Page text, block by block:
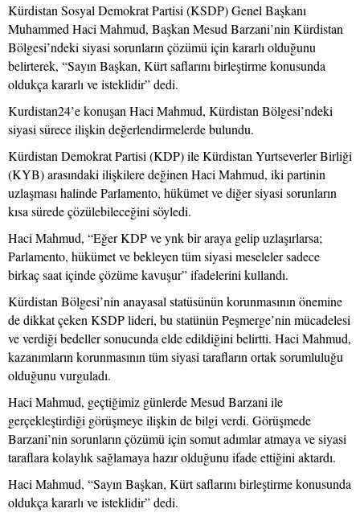
Kürdistan Sosyal Demokrat Partisi (KSDP) Genel Başkanı
Muhammed Haci Mahmud, Başkan Mesud Barzani’nin Kürdistan
Bölgesi’ndeki siyasi sorunların çözümü için kararlı olduğunu
belirterek, “Sayın Başkan, Kürt saflarını birleştirme konusunda
oldukça kararlı ve isteklidir” dedi.
Kurdistan24’e konuşan Haci Mahmud, Kürdistan Bölgesi’ndeki
siyasi sürece ilişkin değerlendirmelerde bulundu.
Kürdistan Demokrat Partisi (KDP) ile Kürdistan Yurtseverler Birliği
(KYB) arasındaki ilişkilere değinen Haci Mahmud, iki partinin
uzlaşması halinde Parlamento, hükümet ve diğer siyasi sorunların
kısa sürede çözülebileceğini söyledi.
Haci Mahmud, “Eğer KDP ve ynk bir araya gelip uzlaşırlarsa;
Parlamento, hükümet ve bekleyen tüm siyasi meseleler sadece
birkaç saat içinde çözüme kavuşur” ifadelerini kullandı.
Kürdistan Bölgesi’nin anayasal statüsünün korunmasının önemine
de dikkat çeken KSDP lideri, bu statünün Peşmerge’nin mücadelesi
ve verdiği bedeller sonucunda elde edildiğini belirtti. Haci Mahmud,
kazanımların korunmasının tüm siyasi tarafların ortak sorumluluğu
olduğunu vurguladı.
Haci Mahmud, geçtiğimiz günlerde Mesud Barzani ile
gerçekleştirdiği görüşmeye ilişkin de bilgi verdi. Görüşmede
Barzani’nin sorunların çözümü için somut adımlar atmaya ve siyasi
taraflara kolaylık sağlamaya hazır olduğunu ifade ettiğini aktardı.
Haci Mahmud, “Sayın Başkan, Kürt saflarını birleştirme konusunda
oldukça kararlı ve isteklidir” dedi.